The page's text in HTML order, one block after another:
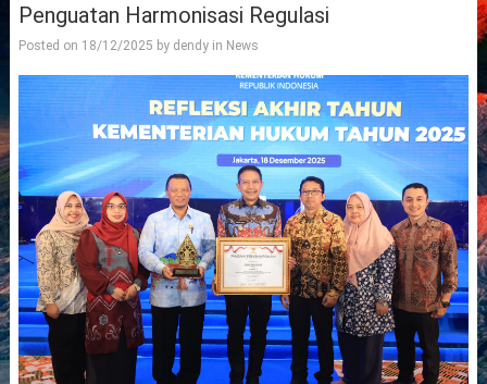
Penguatan Harmonisasi Regulasi
Posted on 18/12/2025 by dendyin News